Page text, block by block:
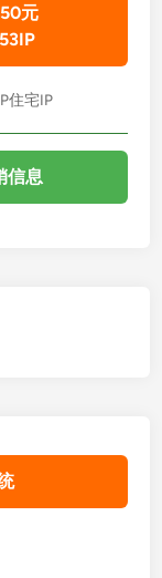
元
住宅IP
信息